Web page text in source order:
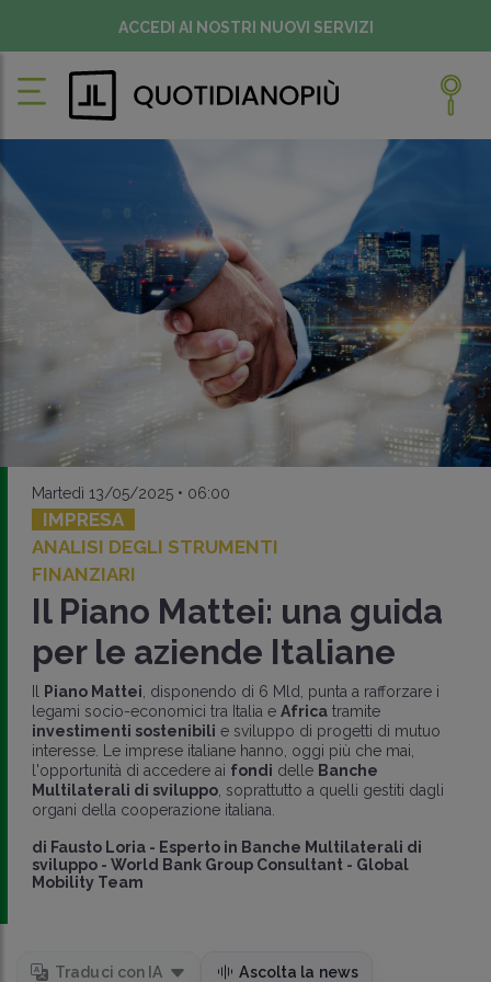
ACCEDI AI NOSTRI NUOVI SERVIZI
Martedì 13/05/2025 • 06:00
IMPRESA
ANALISI DEGLI STRUMENTI
FINANZIARI
Il Piano Mattei: una guida
per le aziende Italiane
Piano Mattei , disponendo di 6 Mld, punta a rafforzare i
legami socio-economici tra Italia e Africatramite
investimenti sostenibili e sviluppo di progetti di mutuo
interesse. Le imprese italiane hanno, oggi più che mai,
l'opportunità di accedere ai fondi delle Banche
Multilaterali di sviluppo, soprattutto a quelli gestiti dagli
organi della cooperazione italiana.
di Fausto Loria - Esperto in Banche Multilaterali di
sviluppo - World Bank Group Consultant - Global
Mobility Team
Traduci con IA Ascolta la news